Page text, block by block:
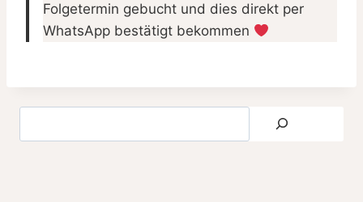
Folgetermin gebucht und dies direkt per
WhatsApp bestätigt bekommen